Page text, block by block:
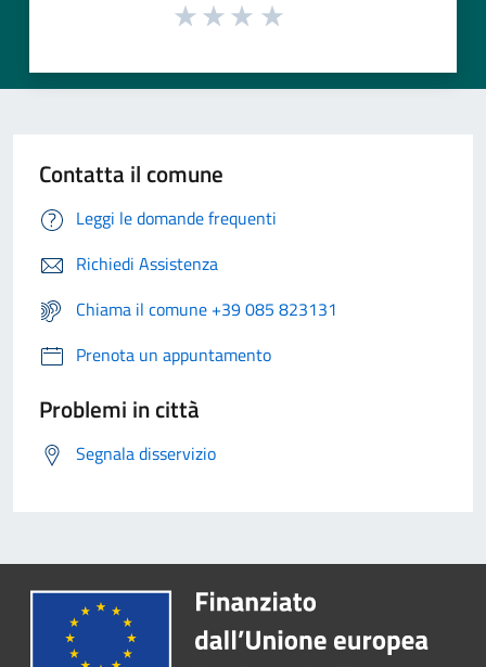
Contatta il comune
Leggi le domande frequenti
Richiedi Assistenza
Chiama il comune +39 085 823131
Prenota un appuntamento
Problemi in città
Segnala disservizio